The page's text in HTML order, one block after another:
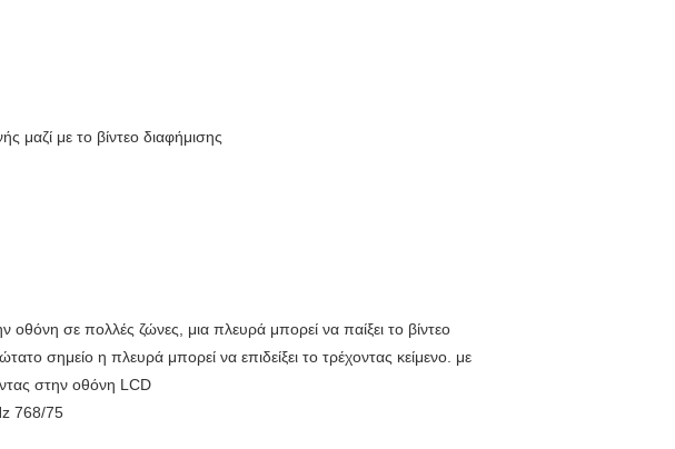
μαζί με το βίντεο διαφήμισης
σε πολλές ζώνες, μια πλευρά μπορεί να παίξει το βίντεο
σημείο η πλευρά μπορεί να επιδείξει το τρέχοντας κείμενο. με
στην οθόνη LCD
768/75